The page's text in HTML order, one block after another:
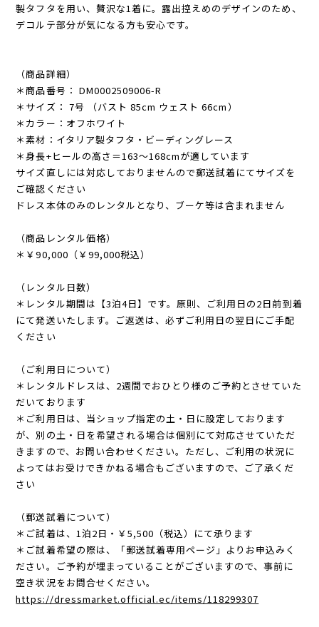
製タフタを用い、贅沢な1着に。露出控えめのデザインのため、
デコルテ部分が気になる方も安心です。
（商品詳細）
＊商品番号： DM0002509006-R
＊サイズ： 7号 （バスト 85cm ウェスト 66cm）
＊カラー：オフホワイト
＊素材：イタリア製タフタ・ビーディングレース
＊身長+ヒールの高さ＝163〜168cmが適しています
サイズ直しには対応しておりませんので郵送試着にてサイズを
ご確認ください
ドレス本体のみのレンタルとなり、ブーケ等は含まれません
（商品レンタル価格）
＊￥90,000（￥99,000税込）
（レンタル日数）
＊レンタル期間は【3泊4日】です。原則、ご利用日の2日前到着
にて発送いたします。ご返送は、必ずご利用日の翌日にご手配
ください
（ご利用日について）
＊レンタルドレスは、2週間でおひとり様のご予約とさせていた
だいております
＊ご利用日は、当ショップ指定の土・日に設定しております
が、別の土・日を希望される場合は個別にて対応させていただ
きますので、お問い合わせください。ただし、ご利用の状況に
よってはお受けできかねる場合もございますので、ご了承くだ
さい
（郵送試着について）
＊ご試着は、1泊2日・￥5,500（税込）にて承ります
＊ご試着希望の際は、「郵送試着専用ページ」よりお申込みく
ださい。ご予約が埋まっていることがございますので、事前に
空き状況をお問合せください。
https://dressmarket.official.ec/items/118299307